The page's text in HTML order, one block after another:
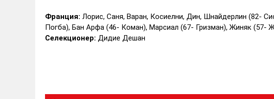
Франция: Лорис, Саня, Варан, Косиелни, Дин, Шнайдерлин (82-
Погба), Бан Арфа (46- Коман), Марсиал (67- Гризман), Жиняк (57-
Селекционер: Дидие Дешан